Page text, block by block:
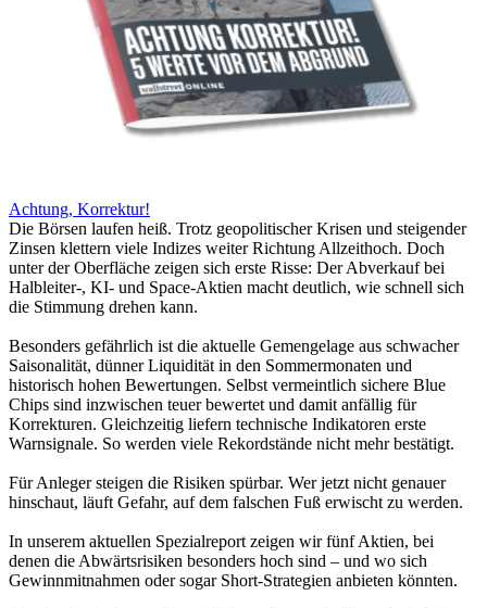
Achtung, Korrektur!
Die Börsen laufen heiß. Trotz geopolitischer Krisen und steigender
Zinsen klettern viele Indizes weiter Richtung Allzeithoch. Doch
unter der Oberfläche zeigen sich erste Risse: Der Abverkauf bei
Halbleiter-, KI- und Space-Aktien macht deutlich, wie schnell sich
die Stimmung drehen kann.
Besonders gefährlich ist die aktuelle Gemengelage aus schwacher
Saisonalität, dünner Liquidität in den Sommermonaten und
historisch hohen Bewertungen. Selbst vermeintlich sichere Blue
Chips sind inzwischen teuer bewertet und damit anfällig für
Korrekturen. Gleichzeitig liefern technische Indikatoren erste
Warnsignale. So werden viele Rekordstände nicht mehr bestätigt.
Für Anleger steigen die Risiken spürbar. Wer jetzt nicht genauer
hinschaut, läuft Gefahr, auf dem falschen Fuß erwischt zu werden.
In unserem aktuellen Spezialreport zeigen wir fünf Aktien, bei
denen die Abwärtsrisiken besonders hoch sind – und wo sich
Gewinnmitnahmen oder sogar Short-Strategien anbieten könnten.